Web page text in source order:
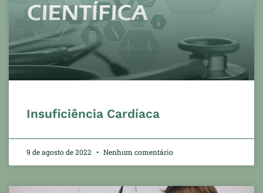
Insuficiência Cardíaca
9 de agosto de 2022 Nenhum comentário